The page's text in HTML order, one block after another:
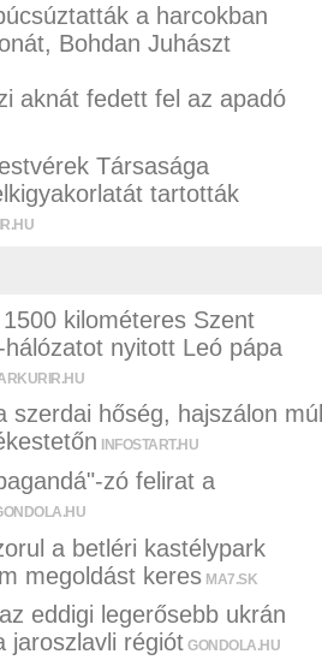
a harcokban
Bohdan Juhászt
aknát fedett fel az apadó
Társasága
tartották
kilométeres Szent
nyitott Leó pápa
szerdai hőség, hajszálon
INFOSTART.HU
zó felirat a
a betléri kastélypark
megoldást keres MA7.SK
eddigi legerősebb ukrán
jaroszlavli régiót GONDOLA.HU